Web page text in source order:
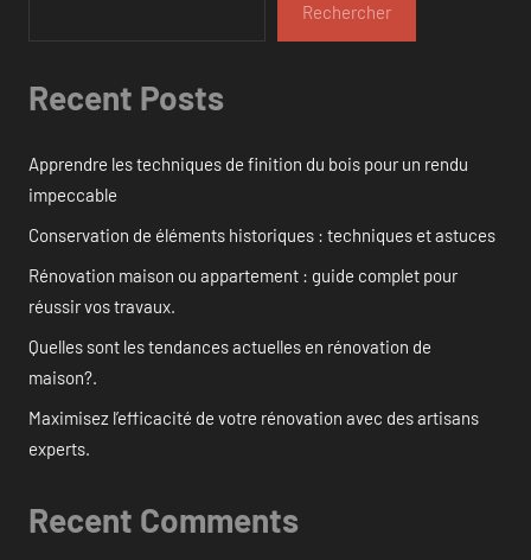
Rechercher
Recent Posts
Apprendre les techniques de finition du bois pour un rendu
impeccable
Conservation de éléments historiques : techniques et astuces
Rénovation maison ou appartement : guide complet pour
réussir vos travaux.
Quelles sont les tendances actuelles en rénovation de
maison?.
Maximisez l’efficacité de votre rénovation avec des artisans
experts.
Recent Comments